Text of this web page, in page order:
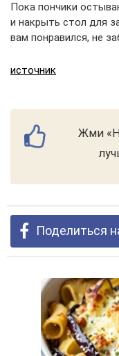
Пока пончики
и накрыть стол для
вам понравился, не
источник
Жми
Поделиться